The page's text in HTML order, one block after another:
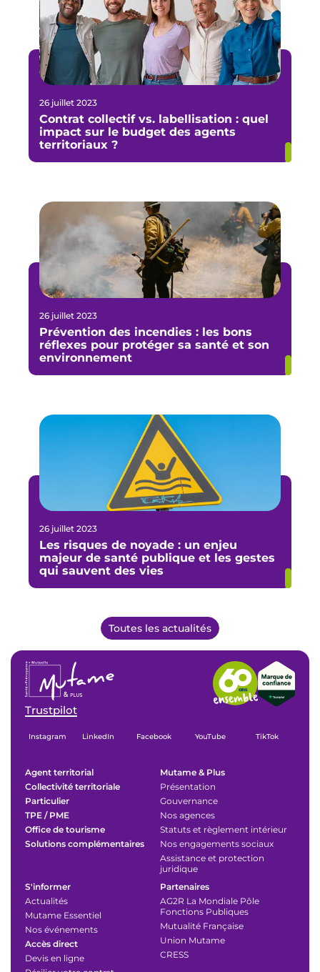
26 juillet 2023
Contrat collectif vs. labellisation : quel
impact sur le budget des agents
territoriaux ?
26 juillet 2023
Prévention des incendies : les bons
réflexes pour protéger sa santé et son
environnement
26 juillet 2023
Les risques de noyade : un enjeu
majeur de santé publique et les gestes
qui sauvent des vies
Toutes les actualités
Trustpilot
Instagram LinkedIn Facebook YouTube TikTok
Agent territorial
Collectivité territoriale
Particulier
TPE / PME
Office de tourisme
Solutions complémentaires
Mutame & Plus
Présentation
Gouvernance
Nos agences
Statuts et règlement intérieur
Nos engagements sociaux
Assistance et protection
juridique
S'informer
Actualités
Mutame Essentiel
Nos événements
Accès direct
Devis en ligne
Partenaires
AG2R La Mondiale Pôle
Fonctions Publiques
Mutualité Française
Union Mutame
CRESS